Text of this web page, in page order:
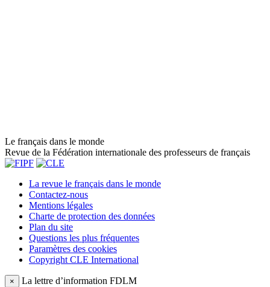
Le français dans le monde
Revue de la Fédération internationale des professeurs de français
La revue le français dans le monde
Contactez-nous
Mentions légales
Charte de protection des données
Plan du site
Questions les plus fréquentes
Paramètres des cookies
Copyright CLE International
×
La lettre d’information FDLM